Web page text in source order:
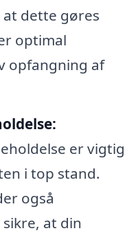
dette gøres
optimal
opfangning af
er vigtig
i top stand.
også
at din